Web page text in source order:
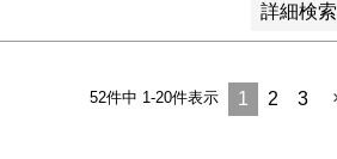
詳細検索
52件中 1 -20件表示 1 2 3